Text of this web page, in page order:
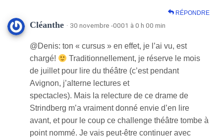
RÉPONDRE
Cléanthe · 30 novembre -0001 à 0 h 00 min
@Denis: ton « cursus » en effet, je l’ai vu, est
chargé!
Traditionnellement, je réserve le mois
de juillet pour lire du théâtre (c’est pendant
Avignon, j’alterne lectures et
spectacles). Mais la relecture de ce drame de
Strindberg m’a vraiment donné envie d’en lire
avant, et pour le coup ce challenge théâtre tombe à
point nommé. Je vais peut-être continuer avec